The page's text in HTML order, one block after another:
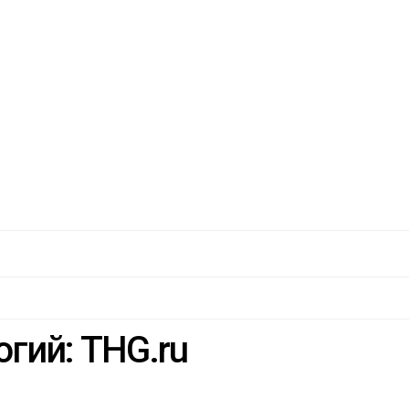
THG.ru